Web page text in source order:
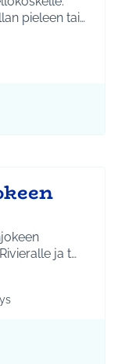
pieleen tai…
Liikunta ja
ja t…
Hyvinvointi ja